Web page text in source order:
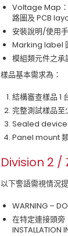
Voltage Map：
路圖及 PCB
安裝說明/使用
Marking label
模組類元件之
樣品基本需求為：
結構審查樣品 1
完整測試樣品至
Sealed device
Panel mount 類
Division 2 /
以下警語需視情況
WARNING – DO
在特定連接頭旁
INSTALLATION